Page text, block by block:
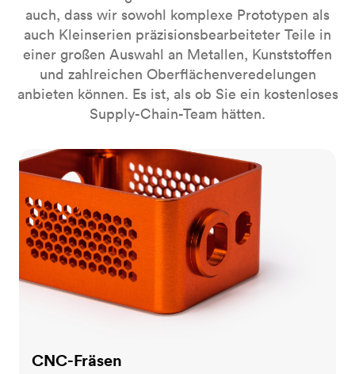
auch, dass wir sowohl komplexe Prototypen als
auch Kleinserien präzisionsbearbeiteter Teile in
einer großen Auswahl an Metallen, Kunststoffen
und zahlreichen Oberflächenveredelungen
anbieten können. Es ist, als ob Sie ein kostenloses
Supply-Chain-Team hätten.
CNC-Fräsen
CNC-Fräsen